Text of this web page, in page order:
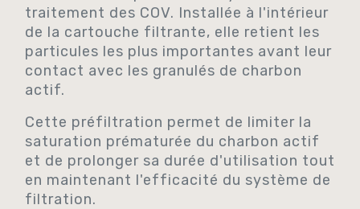
traitement des COV. Installée à l'intérieur
de la cartouche filtrante, elle retient les
particules les plus importantes avant leur
contact avec les granulés de charbon
actif.
Cette préfiltration permet de limiter la
saturation prématurée du charbon actif
et de prolonger sa durée d'utilisation tout
en maintenant l'efficacité du système de
filtration.